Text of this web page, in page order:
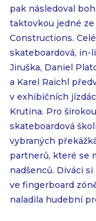
pak následoval
taktovkou jedné
Constructions.
skateboardová, in-
Jiruška, Daniel
a Karel Raichl
v exhibičních
Krutina. Pro
skateboardová
vybraných
partnerů, které se
nadšenců. Diváci
ve fingerboard
naladila hudební